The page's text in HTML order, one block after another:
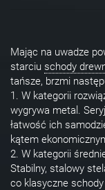
Mając na uwadze
starciu schody
tańsze, brzmi
1. W kategorii
wygrywa metal.
łatwość ich
kątem
2. W kategorii
Stabilny, stalowy
co klasyczne